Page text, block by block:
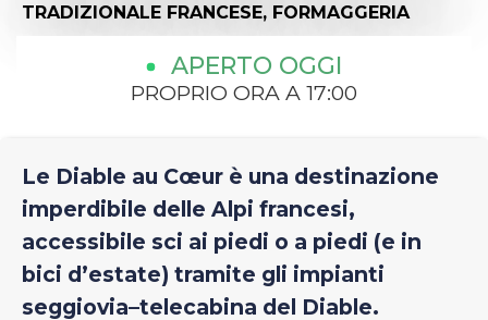
TRADIZIONALE FRANCESE, FORMAGGERIA
APERTO OGGI
PROPRIO ORA A 17:00
Le Diable au Cœur è una destinazione
imperdibile delle Alpi francesi,
accessibile sci ai piedi o a piedi (e in
bici d’estate) tramite gli impianti
seggiovia–telecabina del Diable.